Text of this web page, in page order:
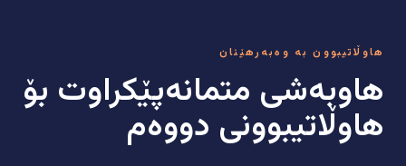
هاوڵاتیبوون بە وەبەرهێنان
هاوبەشی متمانەپێکراوت بۆ
هاوڵاتیبوونی دووەم